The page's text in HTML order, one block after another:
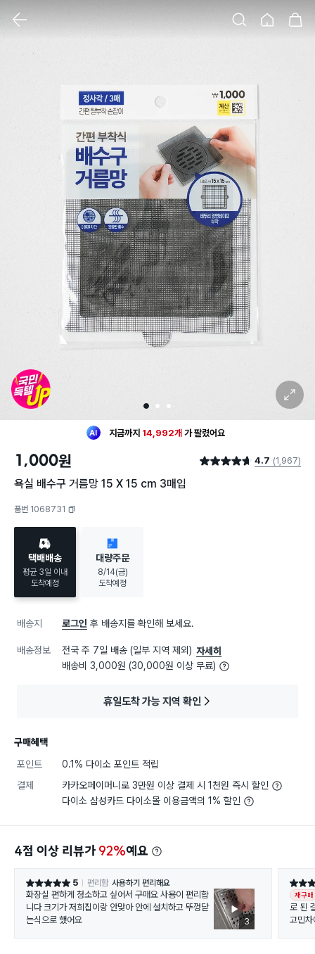
1 2 3
확대 보기
최근 한달 2,000명이구매했어요
지금까지 14,992개 가팔렸어요
구매했어요
20대 여성이 가장 많이
1,000원 별점 4.7점 4.7 (1,967)
욕실 배수구 거름망 15 X 15 cm 3매입
품번 1068731
택배배송
평균 3일 이내
도착예정
대량주문
8/14(금)
도착예정
배송지 로그인 후 배송지를 확인해 보세요.
배송정보 전국 주 7일 배송 (일부 지역 제외) 자세히
배송비 3,000원 (30,000원 이상 무료)
휴일도착 가능 지역 확인
구매혜택
포인트
0.1% 다이소 포인트 적립
결제
카카오페이머니로 3만원 이상 결제 시 1천원 즉시 할인
다이소 삼성카드 다이소몰 이용금액의 1% 할인
4점 이상 리뷰가 92%예요
별점 5점 5 편리함 사용하기 편리해요
화장실 편하게 청소하고 싶어서 구매요 사용이 편리합
니다 크기가 저희집이랑 안맞아 안에 설치하고 뚜껑닫
는식으로 했어요
3
별점 5
재구매
로 된
고민